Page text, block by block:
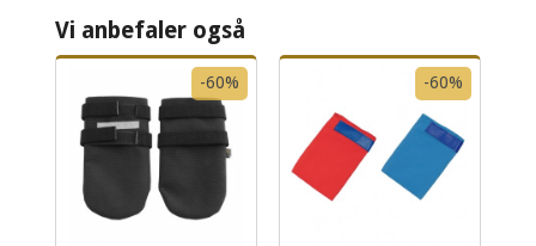
Vi anbefaler også
-60% -60%